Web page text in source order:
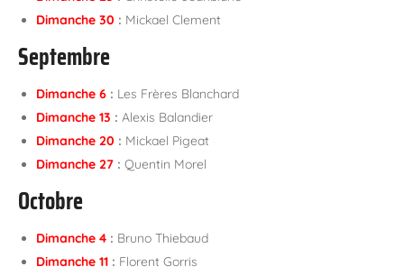
Dimanche 30 : Mickael Clement
Septembre
Dimanche 6 : Les Frères Blanchard
Dimanche 13 : Alexis Balandier
Dimanche 20 : Mickael Pigeat
Dimanche 27 : Quentin Morel
Octobre
Dimanche 4 : Bruno Thiebaud
Dimanche 11 : Florent Gorris